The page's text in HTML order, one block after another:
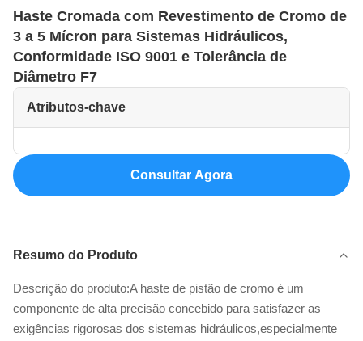
Haste Cromada com Revestimento de Cromo de
3 a 5 Mícron para Sistemas Hidráulicos,
Conformidade ISO 9001 e Tolerância de
Diâmetro F7
Atributos-chave
Consultar Agora
Resumo do Produto
Descrição do produto:A haste de pistão de cromo é um
componente de alta precisão concebido para satisfazer as
exigências rigorosas dos sistemas hidráulicos,especialmente